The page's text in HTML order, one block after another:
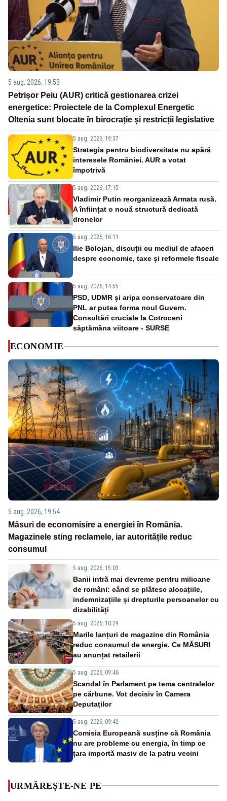
5 aug. 2026, 19:53
Petrișor Peiu (AUR) critică gestionarea crizei
energetice: Proiectele de la Complexul Energetic
Oltenia sunt blocate în birocrație și restricții legislative
5 aug. 2026, 19:37
Strategia pentru biodiversitate nu apără
interesele României. AUR a votat
împotrivă
5 aug. 2026, 17:15
Vladimir Putin reorganizează Armata rusă.
A înființat o nouă structură dedicată
dronelor
5 aug. 2026, 16:11
Ilie Bolojan, discuții cu mediul de afaceri
despre economie, taxe și reformele fiscale
5 aug. 2026, 14:55
PSD, UDMR și aripa conservatoare din
PNL ar putea forma noul Guvern.
Consultări cruciale la Cotroceni
săptămâna viitoare - SURSE
ECONOMIE
5 aug. 2026, 19:54
Măsuri de economisire a energiei în România.
Magazinele sting reclamele, iar autoritățile reduc
consumul
5 aug. 2026, 15:03
Banii intră mai devreme pentru milioane
de români: când se plătesc alocațiile,
indemnizațiile și drepturile persoanelor cu
dizabilități
5 aug. 2026, 10:29
Marile lanțuri de magazine din România
reduc consumul de energie. Ce MĂSURI
au anunțat retailerii
5 aug. 2026, 09:46
Scandal în Parlament pe tema centralelor
pe cărbune. Vot decisiv în Camera
Deputaților
5 aug. 2026, 09:42
Comisia Europeană susține că România
nu are probleme cu energia, în timp ce
țara importă masiv de la patru vecini
URMĂREȘTE-NE PE